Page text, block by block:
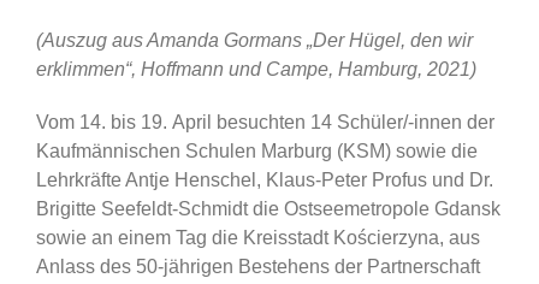
(Auszug aus Amanda Gormans „Der Hügel, den wir
erklimmen“, Hoffmann und Campe, Hamburg, 2021)
Vom 14. bis 19. April besuchten 14 Schüler/-innen der
Kaufmännischen Schulen Marburg (KSM) sowie die
Lehrkräfte Antje Henschel, Klaus-Peter Profus und Dr.
Brigitte Seefeldt-Schmidt die Ostseemetropole Gdansk
sowie an einem Tag die Kreisstadt Kościerzyna, aus
Anlass des 50-jährigen Bestehens der Partnerschaft